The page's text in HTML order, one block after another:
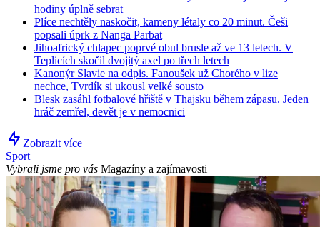
hodiny úplně sebrat
Plíce nechtěly naskočit, kameny létaly co 20 minut. Češi
popsali úprk z Nanga Parbat
Jihoafrický chlapec poprvé obul brusle až ve 13 letech. V
Teplicích skočil dvojitý axel po třech letech
Kanonýr Slavie na odpis. Fanoušek už Chorého v lize
nechce, Tvrdík si ukousl velké sousto
Blesk zasáhl fotbalové hřiště v Thajsku během zápasu. Jeden
hráč zemřel, devět je v nemocnici
Zobrazit více
Sport
Vybrali jsme pro vás Magazíny a zajímavosti